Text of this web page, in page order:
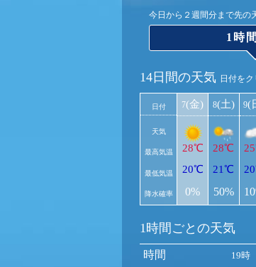
今日から２週間分まで先の
1時
14日間の天気 日付を
日付
天気
最高気温
最低気温
降水確率
7(金)
28℃
20℃
0%
8(土)
28℃
21℃
50%
9(
1時間ごとの天気
時間 19時